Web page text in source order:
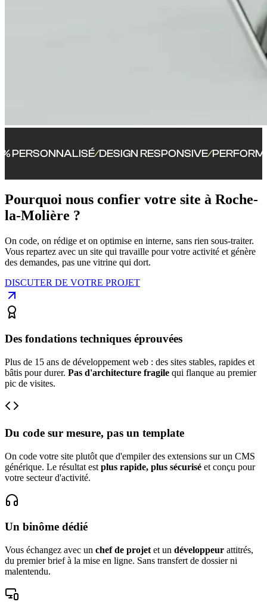
/DESIGN RESPONSIVE/PERFORMANCE
Pourquoi nous confier votre site à Roche-
la-Molière ?
On code, on rédige et on optimise en interne, sans rien sous-traiter.
Vous repartez avec un site qui travaille pour votre activité et génère
des demandes, pas une vitrine qui dort.
DISCUTER DE VOTRE PROJET
Des fondations techniques éprouvées
Plus de 15 ans de développement web : des sites stables, rapides et
bâtis pour durer. Pas d'architecture fragile qui flanque au premier
pic de visites.
Du code sur mesure, pas un template
On code votre site plutôt que d'empiler des extensions sur un CMS
générique. Le résultat est plus rapide, plus sécurisé et conçu pour
votre secteur d'activité.
Un binôme dédié
Vous échangez avec un chef de projet et un développeur attitrés,
du premier brief à la mise en ligne. Sans transfert de dossier ni
malentendu.